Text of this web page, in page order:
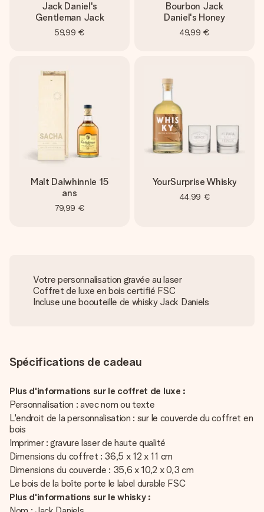
Jack Daniel's
Gentleman Jack
59,99 €
Bourbon Jack
Daniel's Honey
49,99 €
Malt Dalwhinnie 15
ans
79,99 €
YourSurprise Whisky
44,99 €
Votre personnalisation gravée au laser
Coffret de luxe en bois certifié FSC
Incluse une boouteille de whisky Jack Daniels
Spécifications de cadeau
Plus d'informations sur le coffret de luxe :
Personnalisation : avec nom ou texte
L'endroit de la personnalisation : sur le couvercle du coffret en
bois
Imprimer : gravure laser de haute qualité
Dimensions du coffret : 36,5 x 12 x 11 cm
Dimensions du couvercle : 35,6 x 10,2 x 0,3 cm
Le bois de la boîte porte le label durable FSC
Plus d'informations sur le whisky :